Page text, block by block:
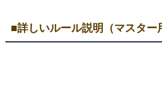
■詳しいルール説明（マスター